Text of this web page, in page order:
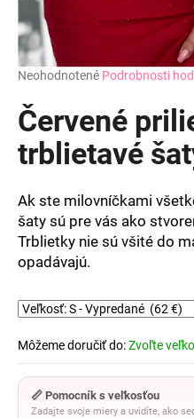
Priemerné
produktu
je
0,0
z
hviezdičiek.
Neohodnotené Podrobnosti
Červené
trblietavé
Ak ste milovníčkami
šaty sú pre vás ako
Trblietky nie sú všité do
opadávajú.
Môžeme doručiť do:Zvoľte
📏 Pomocník s veľkosťou
Zadajte svoje miery a uvidíte, ako